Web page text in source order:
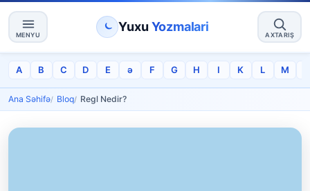
MENYU
Yuxu Yozmalari
AXTARIŞ
A B C D E ə F G H I K L M
Ana Səhifə Bloq Regl Nedir?